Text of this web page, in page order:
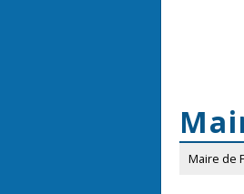
Maire de